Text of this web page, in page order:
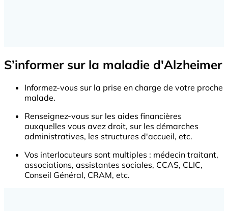
S’informer sur la maladie d'Alzheimer
Informez-vous sur la prise en charge de votre proche
malade.
Renseignez-vous sur les aides financières
auxquelles vous avez droit, sur les démarches
administratives, les structures d'accueil, etc.
Vos interlocuteurs sont multiples : médecin traitant,
associations, assistantes sociales, CCAS, CLIC,
Conseil Général, CRAM, etc.